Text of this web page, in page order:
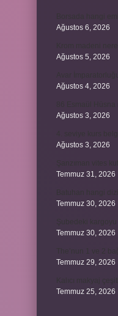
Ağustos 6, 2026
Ağustos 5, 2026
Ağustos 4, 2026
Ağustos 3, 2026
Ağustos 3, 2026
Temmuz 31, 2026
Temmuz 30, 2026
Temmuz 30, 2026
Temmuz 29, 2026
Temmuz 25, 2026